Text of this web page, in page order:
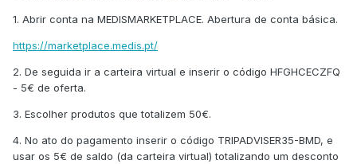
1. Abrir conta na MEDISMARKETPLACE. Abertura de conta básica.
https://marketplace.medis.pt/
2. De seguida ir a carteira virtual e inserir o código HFGHCECZFQ
- 5€ de oferta.
3. Escolher produtos que totalizem 50€.
4. No ato do pagamento inserir o código TRIPADVISER35-BMD, e
usar os 5€ de saldo (da carteira virtual) totalizando um desconto